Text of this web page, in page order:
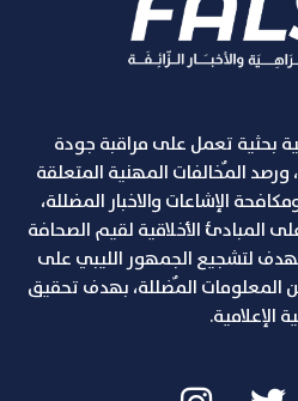
بحثية تعمل على مراقبة جودة
المٌخالفات المهنية المتعلقة
الإشاعات والاخبار المضللة،
المبادئ الأخلاقية لقيم الصحافة
لتشجيع الجمهور الليبي على
عن المعلومات المٌضللة، بهدف تحقيق
الإعلامية.